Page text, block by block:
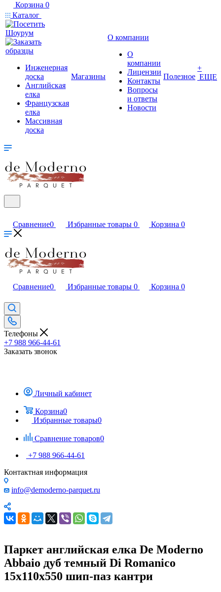
Корзина 0
Каталог
Инженерная
доска
Английская
елка
Французская
елка
Массивная
доска
Магазины
О компании
О
компании
Лицензии
Контакты
Вопросы
и ответы
Новости
Полезное
+
ЕЩЕ
Сравнение0 Избранные товары 0 Корзина 0
Сравнение0 Избранные товары 0 Корзина 0
Телефоны
+7 988 966-44-61
Заказать звонок
Личный кабинет
Корзина0
Избранные товары0
Сравнение товаров0
+7 988 966-44-61
Контактная информация
info@demoderno-parquet.ru
Паркет английская елка De Moderno
Abbaio дуб темный Di Romanico
15х110х550 шип-паз кантри